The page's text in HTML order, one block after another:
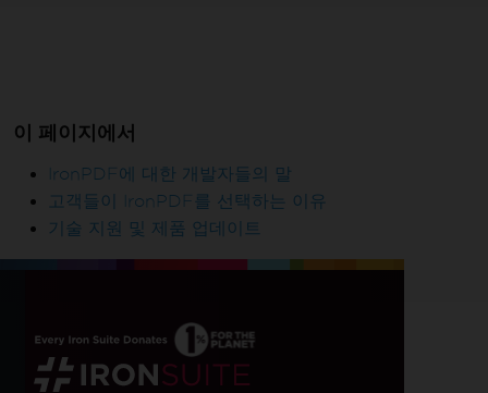
이 페이지에서
IronPDF에 대한 개발자들의 말
고객들이 IronPDF를 선택하는 이유
기술 지원 및 제품 업데이트